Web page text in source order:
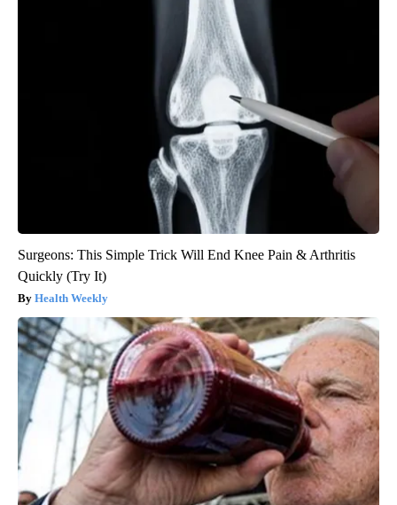
Surgeons: This Simple Trick Will End Knee Pain & Arthritis
Quickly (Try It)
Health Weekly